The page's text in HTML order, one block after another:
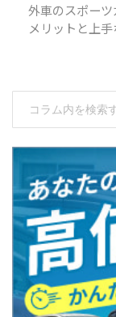
外車のスポー
メリットと上